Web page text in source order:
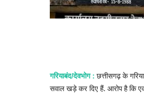
गरियाबंद/देवभोग : छत्तीसगढ़ के
सवाल खड़े कर दिए हैं. आरोप है कि